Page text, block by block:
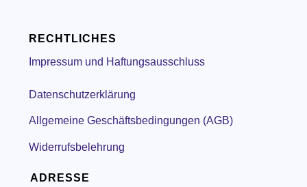
ADRESSE
RECHTLICHES
Impressum und Haftungsausschluss
Datenschutzerklärung
Allgemeine Geschäftsbedingungen (AGB)
Widerrufsbelehrung